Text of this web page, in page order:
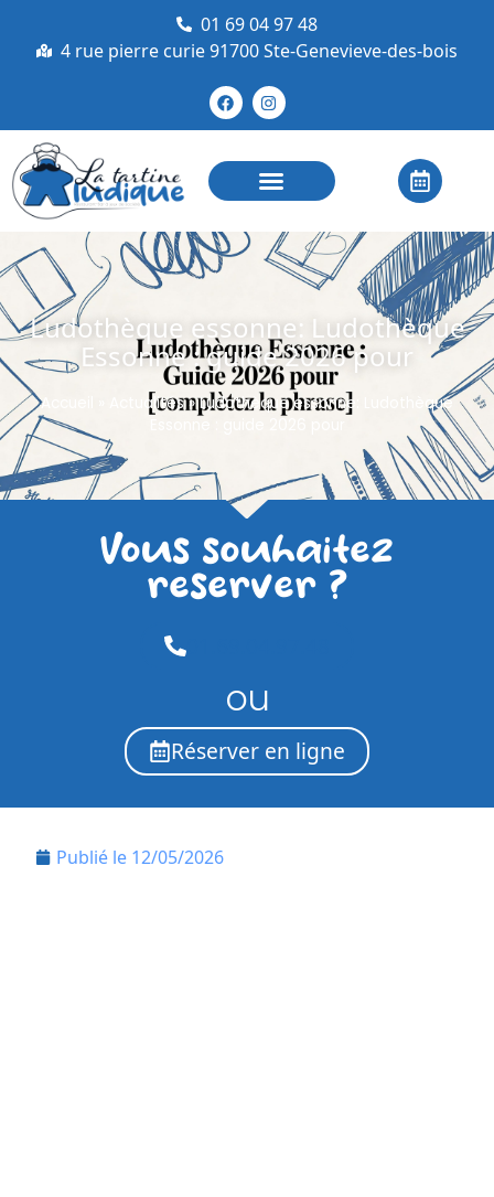
01 69 04 97 48
4 rue pierre curie 91700 Ste-Genevieve-des-bois
Ludothèque essonne: Ludothèque
Essonne : guide 2026 pour
Accueil Actualités»Ludothèque essonne: Ludothèque
Vous souhaitez
reserver ?
01.69.04.97.48
ou
Réserver en ligne
Publié le 12/05/2026